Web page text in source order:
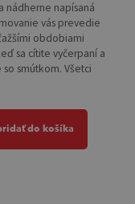
nádherne napísaná
vás prevedie
obdobiami
sa cítite vyčerpaní a
smútkom. Všetci
do košíka